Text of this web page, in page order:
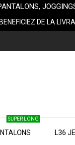
PANTALONS,
DE LA
SUPER LONG
L36